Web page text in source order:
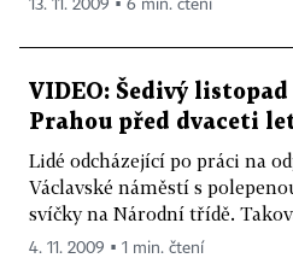
13. 11. 2009 ▪ 6 min. čtení
VIDEO: Šedivý listopad
Prahou před dvaceti
Lidé odcházející po práci na
Václavské náměstí s
svíčky na Národní třídě.
4. 11. 2009 ▪ 1 min. čtení